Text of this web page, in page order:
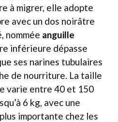
à migrer, elle adopte
avec un dos noirâtre
nommée anguille
inférieure dépasse
ses narines tubulaires
de nourriture. La taille
varie entre 40 et 150
6 kg, avec une
importante chez les